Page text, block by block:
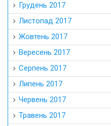
Грудень 2017
Листопад 2017
Жовтень 2017
Вересень 2017
Серпень 2017
Липень 2017
Червень 2017
Травень 2017